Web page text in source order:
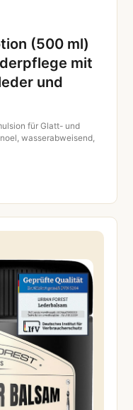
(500 ml)
mit
und
für Glatt- und
wasserabweisend,